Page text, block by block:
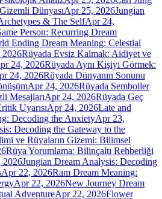
DünyasıApr 25, 2026Jungian
& The SelfApr 24,
Person: Recurring Dream
Ending Dream Meaning: Celestial
2026Rüyada Evsiz Kalmak: Aidiyet ve
24, 2026Rüyada Aynı Kişiyi Görmek:
24, 2026Rüyada Dünyanın Sonunu
Apr 24, 2026Rüyada Semboller
MesajlarıApr 24, 2026Rüyada Geç
UyarısıApr 24, 2026Late and
Decoding the AnxietyApr 23,
Decoding the Gateway to the
ve Rüyaların Gizemi: Bilimsel
Rüya Yorumlama: Bilinçaltı Rehberliği
2026Jungian Dream Analysis: Decoding
Apr 22, 2026Ram Dream Meaning:
Apr 22, 2026New Journey Dream
AdventureApr 22, 2026Flower